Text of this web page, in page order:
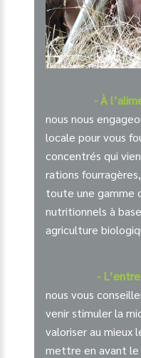
- À
nous nous
locale pour vous
concentrés qui
rations
toute une gamme
nutritionnels à
agriculture
-
nous vous
venir stimuler la
valoriser au mieux
mettre en avant